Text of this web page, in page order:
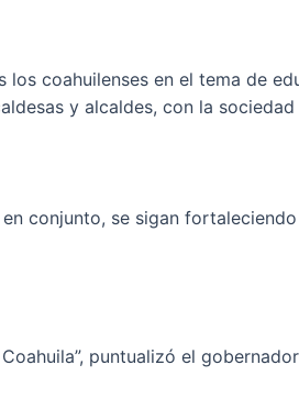
coahuilenses en el tema de
y alcaldes, con la sociedad
conjunto, se sigan
puntualizó el